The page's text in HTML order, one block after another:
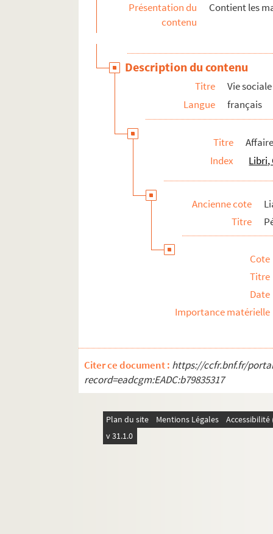
Présentation du
contenu
Contient les
Description du contenu
Titre
Vie
Langue
français
Titre
Index
Libri,
Ancienne cote
Titre
Cote
Titre
Date
Importance matérielle
Citer ce document : https://ccfr.bnf.fr/
record=eadcgm:EADC:b79835317
Plan du site Mentions Légales
v 31.1.0